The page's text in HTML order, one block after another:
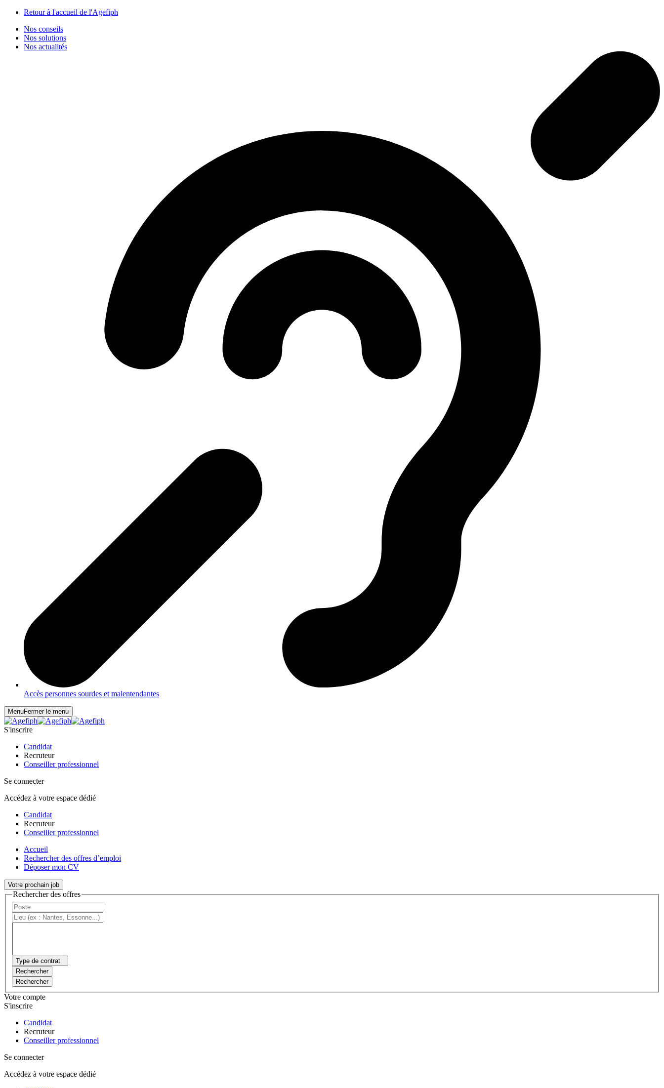
Retour à l'accueil de l'Agefiph
Nos conseils
Nos solutions
Nos actualités
Accès personnes sourdes et malentendantes
MenuFermer le menu
S'inscrire
Candidat
Recruteur
Conseiller professionnel
Se connecter
Accédez à votre espace dédié
Candidat
Recruteur
Conseiller professionnel
Accueil
Rechercher des offres d’emploi
Déposer mon CV
Votre prochain job
Rechercher des offres
Type de contrat
Rechercher
Rechercher
Votre compte
S'inscrire
Candidat
Recruteur
Conseiller professionnel
Se connecter
Accédez à votre espace dédié